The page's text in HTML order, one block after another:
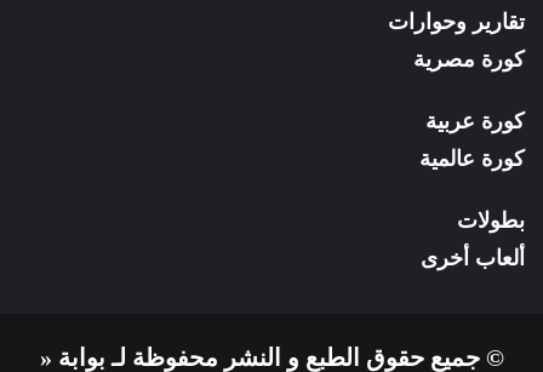
تقارير وحوارات
كورة مصرية
كورة عربية
كورة عالمية
بطولات
ألعاب أخرى
© جميع حقوق الطبع و النشر محفوظة لـ بوابة «